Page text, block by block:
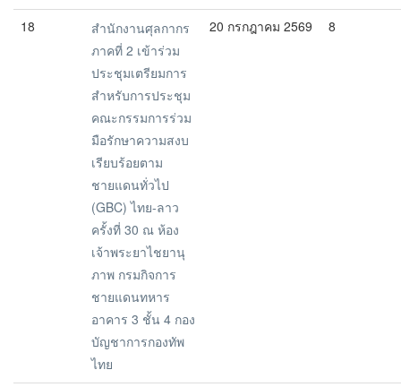
18
สำนักงานศุลกากร
ภาคที่ 2 เข้าร่วม
ประชุมเตรียมการ
สำหรับการประชุม
คณะกรรมการร่วม
มือรักษาความสงบ
เรียบร้อยตาม
ชายแดนทั่วไป
(GBC) ไทย-ลาว
ครั้งที่ 30 ณ ห้อง
เจ้าพระยาไชยานุ
ภาพ กรมกิจการ
ชายแดนทหาร
อาคาร 3 ชั้น 4 กอง
บัญชาการกองทัพ
ไทย
20 กรกฎาคม 2569 8